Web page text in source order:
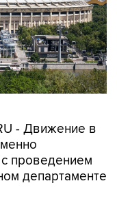
- Движение в
с проведением
департаменте